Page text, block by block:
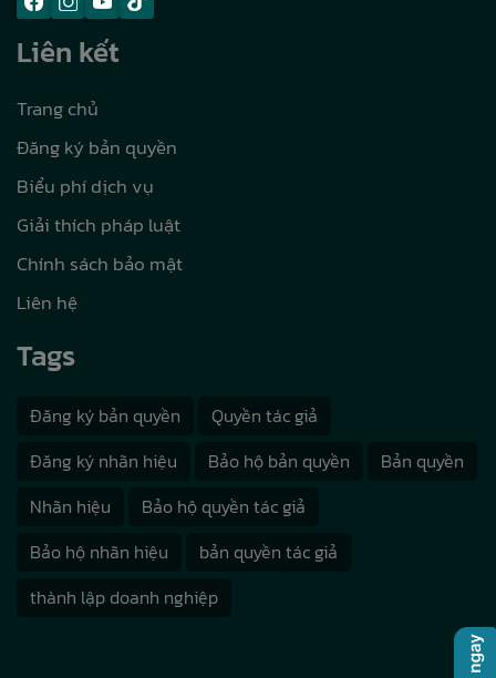
Liên kết
Trang chủ
Đăng ký bản quyền
Biểu phí dịch vụ
Giải thích pháp luật
Chính sách bảo mật
Liên hệ
Tags
Đăng ký bản quyền
Quyền tác giả
Đăng ký nhãn hiệu
Bảo hộ bản quyền
Bản quyền
Nhãn hiệu
Bảo hộ quyền tác giả
Bảo hộ nhãn hiệu
bản quyền tác giả
thành lập doanh nghiệp